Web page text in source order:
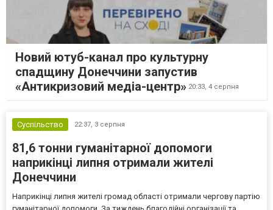
Новий ютуб-канал про культурну
спадщину Донеччини запустив
«Антикризовий медіа-центр» 20:33, 4 серпня
Суспільство 22:37, 3 серпня
81,6 тонни гуманітарної допомоги
наприкінці липня отримали жителі
Донеччини
Наприкінці липня жителі громад області отримали чергову партію